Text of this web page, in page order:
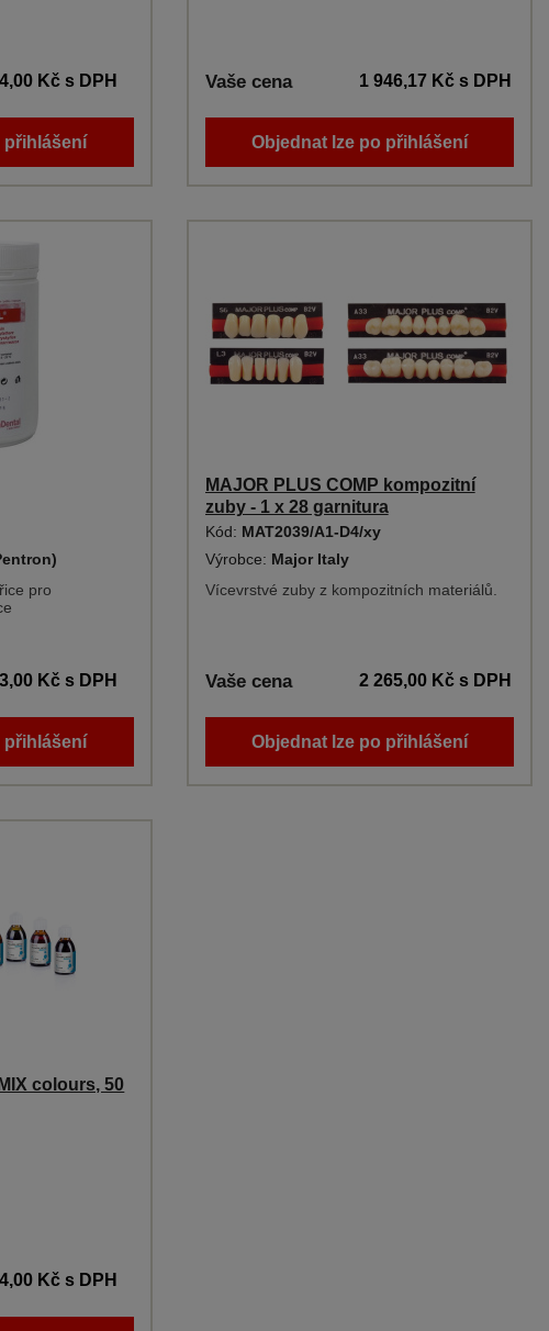
Kč s DPH
přihlášení
Vaše cena 1 946,17 Kč s DPH
Objednat lze po přihlášení
pro
Kč s DPH
přihlášení
MAJOR PLUS COMP kompozitní
zuby - 1 x 28 garnitura
Kód: MAT2039/A1-D4/xy
Výrobce: Major Italy
Vícevrstvé zuby z kompozitních materiálů.
Vaše cena 2 265,00 Kč s DPH
Objednat lze po přihlášení
colours, 50
Kč s DPH